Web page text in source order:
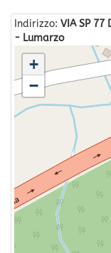
Indirizzo: VIA SP 77
- Lumarzo
+
−